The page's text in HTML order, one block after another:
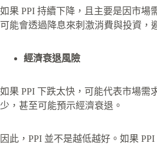
如果 PPI 持續下降，且主要是因市場
可能會透過降息來刺激消費與投資，
經濟衰退風險
如果 PPI 下跌太快，可能代表市場需
少，甚至可能預示經濟衰退。
因此，PPI 並不是越低越好。如果